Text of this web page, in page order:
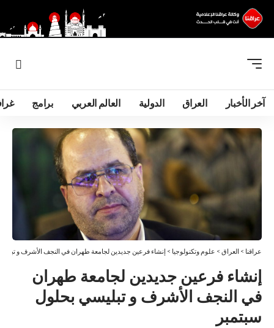
آخر الأخبار العراق الدولية العالم العربي برامج
عراقنا > العراق > علوم وتكنولوجيا > إنشاء فرعين جديدين لجامعة طهران في النجف الأشرف و
إنشاء فرعين جديدين لجامعة طهران
في النجف الأشرف و تبليسي بحلول
سبتمبر